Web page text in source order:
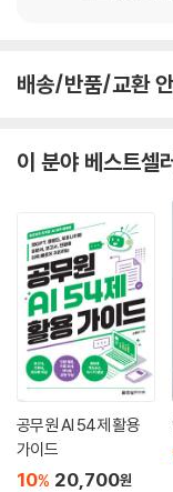
·
행복은
AI와 함께 건강을 지키
철학은
사라지지 않는다, 더 깊어
AI와 함께하는 행복한 삶
·
나는
조가 되는 과정을 보여줍
이 아닌 사회적 자산으
때, 그것은 한 사람의 경
됩니다.
『시니어의
귀환』은 지나온 시간
책입니다.
지금
우리는 묻고 있습니다.
이
책은 그 질문에 대한 하
배송/반품/교환
이 분야 베스트셀
공무원 AI 54제 활용
가이드
10% 20,700원